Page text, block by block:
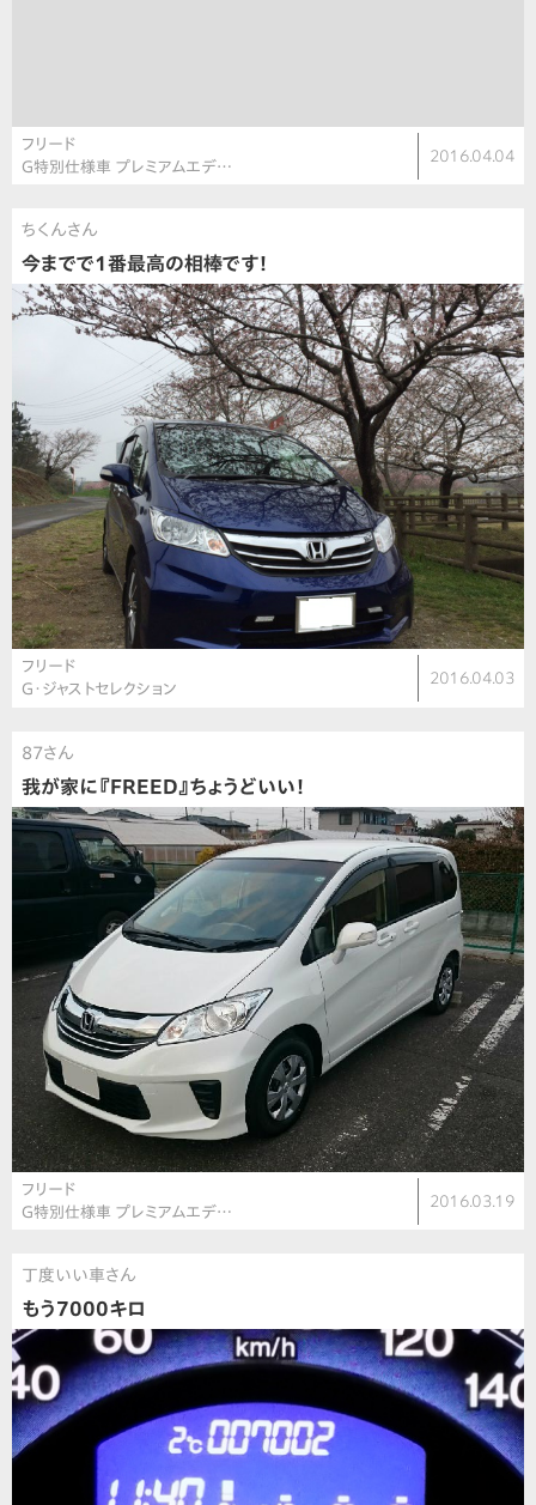
フリード
G特別仕様車 プレミアムエデ…
2016.04.04
ちくんさん
今までで1番最高の相棒です！
フリード
G・ジャストセレクション
2016.04.03
87さん
我が家に『FREED』ちょうどいい！
フリード
G特別仕様車 プレミアムエデ…
2016.03.19
丁度いい車さん
もう7000キロ